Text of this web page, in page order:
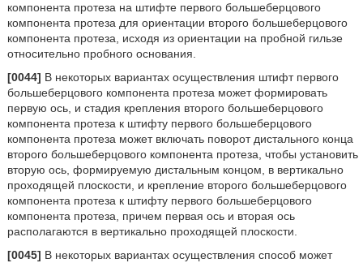
компонента протеза на штифте первого большеберцового
компонента протеза для ориентации второго большеберцового
компонента протеза, исходя из ориентации на пробной гильзе
относительно пробного основания.
[0044] В некоторых вариантах осуществления штифт первого
большеберцового компонента протеза может формировать
первую ось, и стадия крепления второго большеберцового
компонента протеза к штифту первого большеберцового
компонента протеза может включать поворот дистального конца
второго большеберцового компонента протеза, чтобы установить
вторую ось, формируемую дистальным концом, в вертикально
проходящей плоскости, и крепление второго большеберцового
компонента протеза к штифту первого большеберцового
компонента протеза, причем первая ось и вторая ось
располагаются в вертикально проходящей плоскости.
[0045] В некоторых вариантах осуществления способ может